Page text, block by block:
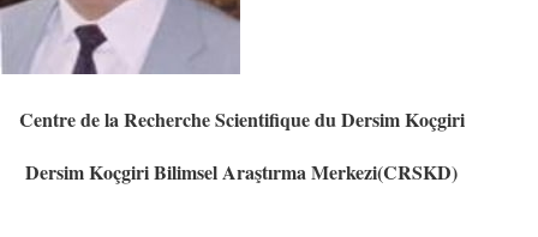
Centre de la Recherche Scientifique du Dersim Koçgiri
Dersim Koçgiri Bilimsel Araştırma Merkezi(CRSKD)